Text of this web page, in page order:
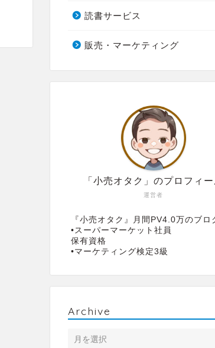
読書サービス
販売・マーケティング
運営者
「小売オタク」のプロフィ
『小売オタク』月間PV4.0万のブロ
•スーパーマーケット社員
保有資格
•マーケティング検定3級
Archive